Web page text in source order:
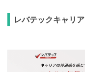
レバテックキャリ